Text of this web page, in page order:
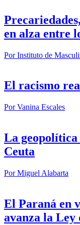
en alza entre
PorInstituto de
El racismo
PorVanina Escales
La
Ceuta
PorMiguel Alabarta
El Paraná en
avanza la